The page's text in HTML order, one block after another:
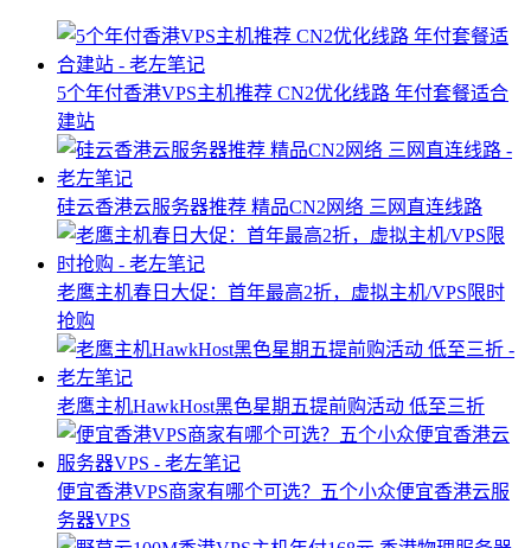
5个年付香港VPS主机推荐 CN2优化线路 年付套餐适合
建站
硅云香港云服务器推荐 精品CN2网络 三网直连线路
老鹰主机春日大促：首年最高2折，虚拟主机/VPS限时
抢购
老鹰主机HawkHost黑色星期五提前购活动 低至三折
便宜香港VPS商家有哪个可选？五个小众便宜香港云服
务器VPS